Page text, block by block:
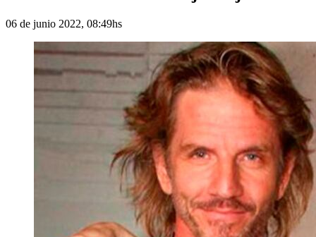
06 de junio 2022, 08:49hs